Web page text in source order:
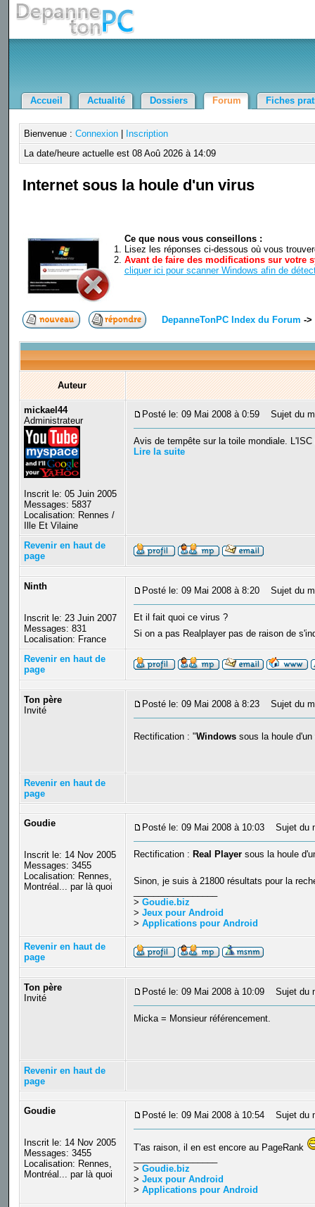
Accueil Actualité Dossiers Forum Fiches
Bienvenue : Connexion|
Inscription
La date/heure actuelle est 08 Aoû 2026 à 14:09
Internet sous la houle d'un virus
Ce que nous vous conseillons :
Lisez les réponses ci-dessous où vous
Avant de faire des modifications sur votre
cliquer ici pour scanner Windows afin de
DepanneTonPC Index du Forum ->
Auteur
mickael44
Administrateur
Inscrit le: 05 Juin 2005
Messages: 5837
Localisation: Rennes /
Ille Et Vilaine
Posté le: 09 Mai 2008 à 0:59 Sujet du
Avis de tempête sur la toile mondiale.
Lire la suite
Revenir en haut de
page
Ninth
Inscrit le: 23 Juin 2007
Messages: 831
Localisation: France
Posté le: 09 Mai 2008 à 8:20 Sujet du
Et il fait quoi ce virus ?
Si on a pas Realplayer pas de raison de
Revenir en haut de
page
Ton père
Invité
Posté le: 09 Mai 2008 à 8:23 Sujet du
Rectification : "Windowssous la houle d'un
Revenir en haut de
page
Goudie
Inscrit le: 14 Nov 2005
Messages: 3455
Localisation: Rennes,
Montréal... par là quoi
Posté le: 09 Mai 2008 à 10:03 Sujet du
Rectification : Real Playersous la houle
Sinon, je suis à 21800 résultats pour la
> Goudie.biz
> Jeux pour Android
> Applications pour Android
Revenir en haut de
page
Ton père
Invité
Posté le: 09 Mai 2008 à 10:09 Sujet du
Micka = Monsieur référencement.
Revenir en haut de
page
Goudie
Inscrit le: 14 Nov 2005
Messages: 3455
Localisation: Rennes,
Montréal... par là quoi
Posté le: 09 Mai 2008 à 10:54 Sujet du
T'as raison, il en est encore au PageRank
> Goudie.biz
> Jeux pour Android
> Applications pour Android